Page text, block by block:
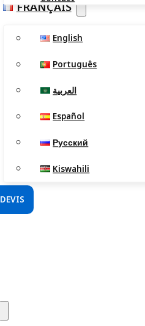
FRANÇAIS
English
Português
العربية
Español
Русский
Kiswahili
DEVIS